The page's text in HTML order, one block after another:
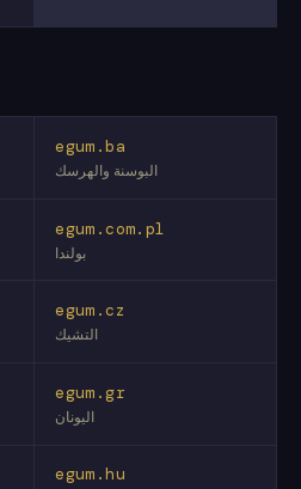
egum.ba
البوسنة والهرسك
egum.com.pl
بولندا
egum.cz
التشيك
egum.gr
اليونان
egum.hu